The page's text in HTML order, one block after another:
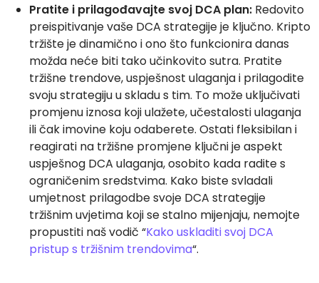
Pratite i prilagođavajte svoj DCA plan: Redovito
preispitivanje vaše DCA strategije je ključno. Kripto
tržište je dinamično i ono što funkcionira danas
možda neće biti tako učinkovito sutra. Pratite
tržišne trendove, uspješnost ulaganja i prilagodite
svoju strategiju u skladu s tim. To može uključivati
promjenu iznosa koji ulažete, učestalosti ulaganja
ili čak imovine koju odaberete. Ostati fleksibilan i
reagirati na tržišne promjene ključni je aspekt
uspješnog DCA ulaganja, osobito kada radite s
ograničenim sredstvima. Kako biste svladali
umjetnost prilagodbe svoje DCA strategije
tržišnim uvjetima koji se stalno mijenjaju, nemojte
propustiti naš vodič “Kako uskladiti svoj DCA
pristup s tržišnim trendovima“.